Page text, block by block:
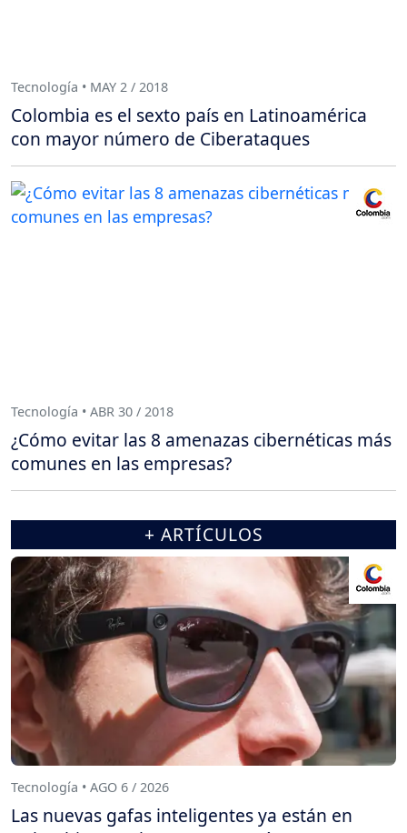
Tecnología • MAY 2 / 2018
Colombia es el sexto país en Latinoamérica
con mayor número de Ciberataques
Tecnología • ABR 30 / 2018
¿Cómo evitar las 8 amenazas cibernéticas más
comunes en las empresas?
+ ARTÍCULOS
Tecnología • AGO 6 / 2026
Las nuevas gafas inteligentes ya están en